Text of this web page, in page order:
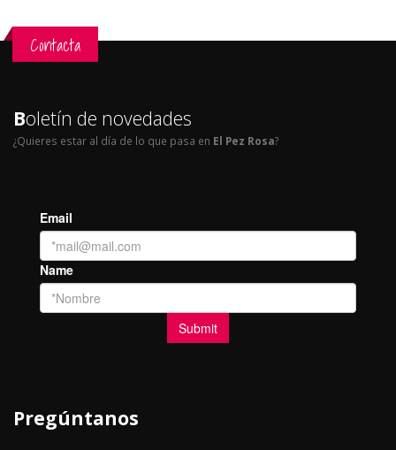
Contacta
Boletín de novedades
¿Quieres estar al día de lo que pasa en El Pez Rosa?
Pregúntanos